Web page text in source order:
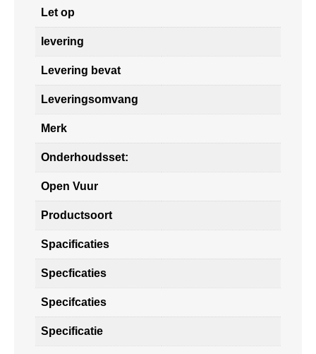
Let op
levering
Levering bevat
Leveringsomvang
Merk
Onderhoudsset:
Open Vuur
Productsoort
Spacificaties
Specficaties
Specifcaties
Specificatie